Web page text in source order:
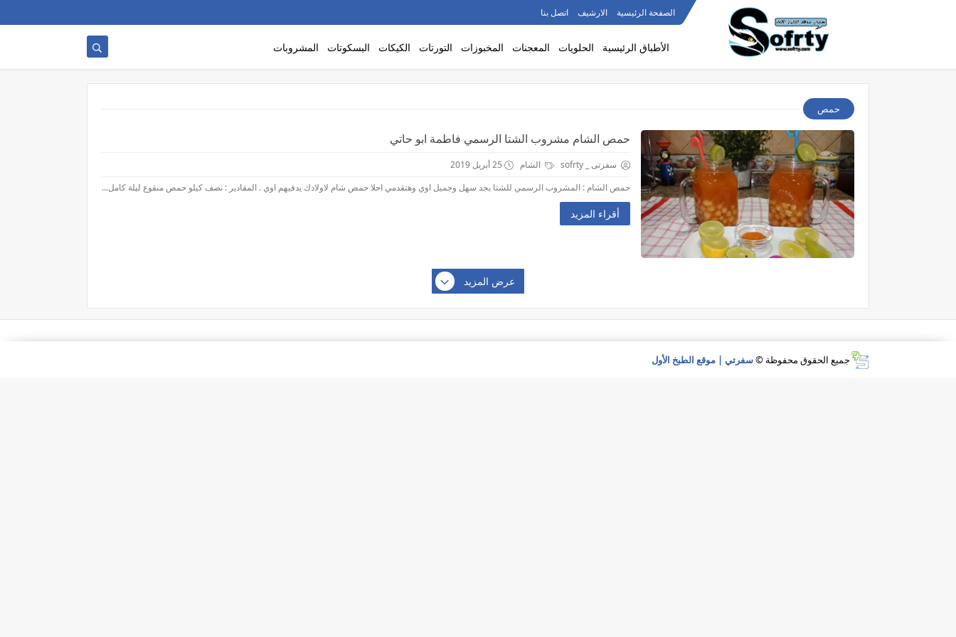
الصفحة الرئيسية الارشيف اتصل بنا
الأطباق الرئيسية الحلويات المعجنات المخبوزات التورتات الكيكات البسكوتات المشروبات
حمص
حمص الشام مشروب الشتا الرسمي فاطمة ابو حاتي
سفرتى _ sofrty الشام
25 أبريل 2019
حمص الشام : المشروب الرسمي للشتا بجد سهل وجميل اوي وهتقدمي احلا حمص شام لاولادك يدفيهم اوي . المقادير : نصف كيلو حمص منقوع ليلة كامل...
أقراء المزيد
عرض المزيد
جميع الحقوق محفوظة ©سفرتي | موقع الطبخ الأول